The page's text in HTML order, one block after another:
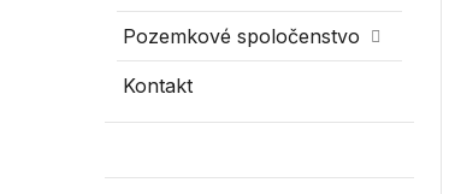
Pozemkové spoločenstvo
Kontakt